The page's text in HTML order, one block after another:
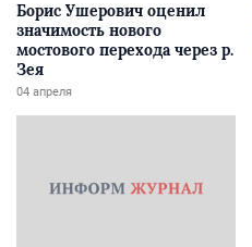
Борис Ушерович оценил
значимость нового
мостового перехода через р.
Зея
04 апреля